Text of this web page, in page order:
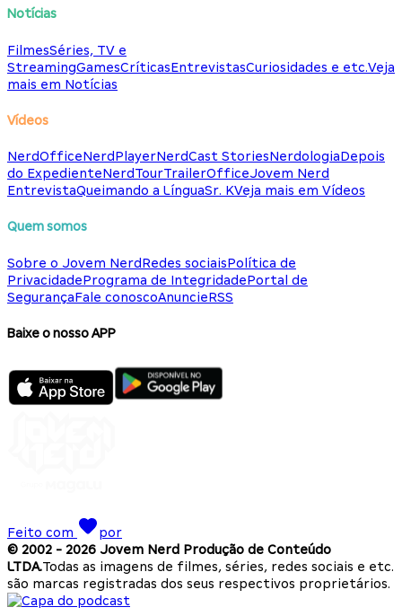
Notícias
FilmesSéries, TV e
StreamingGamesCríticasEntrevistasCuriosidades e etc.Veja
mais em Notícias
Vídeos
NerdOfficeNerdPlayerNerdCast StoriesNerdologiaDepois
do ExpedienteNerdTourTrailerOfficeJovem Nerd
EntrevistaQueimando a LínguaSr. KVeja mais em Vídeos
Quem somos
Sobre o Jovem NerdRedes sociaisPolítica de
PrivacidadePrograma de IntegridadePortal de
SegurançaFale conoscoAnuncieRSS
Baixe o nosso APP
Feito com
por
© 2002 - 2026 Jovem Nerd Produção de Conteúdo
LTDA.Todas as imagens de filmes, séries, redes sociais e etc.
são marcas registradas dos seus respectivos proprietários.